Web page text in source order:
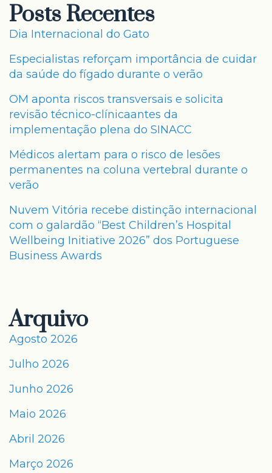
Posts Recentes
Dia Internacional do Gato
Especialistas reforçam importância de cuidar
da saúde do fígado durante o verão
OM aponta riscos transversais e solicita
revisão técnico-clínicaantes da
implementação plena do SINACC
Médicos alertam para o risco de lesões
permanentes na coluna vertebral durante o
verão
Nuvem Vitória recebe distinção internacional
com o galardão “Best Children’s Hospital
Wellbeing Initiative 2026” dos Portuguese
Business Awards
Arquivo
Agosto 2026
Julho 2026
Junho 2026
Maio 2026
Abril 2026
Março 2026